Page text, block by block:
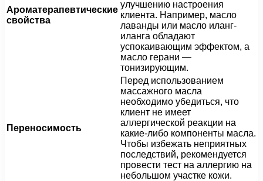
Ароматерапевтические
свойства
улучшению настроения
клиента. Например, масло
лаванды или масло иланг-
иланга обладают
успокаивающим эффектом, а
масло герани —
тонизирующим.
Переносимость
Перед использованием
массажного масла
необходимо убедиться, что
клиент не имеет
аллергической реакции на
какие-либо компоненты масла.
Чтобы избежать неприятных
последствий, рекомендуется
провести тест на аллергию на
небольшом участке кожи.